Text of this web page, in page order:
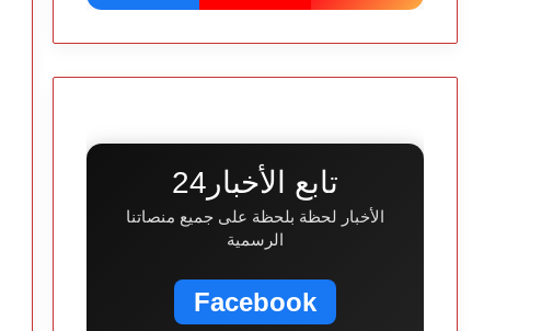
تابع الأخبار24
الأخبار لحظة بلحظة على جميع منصاتنا
الرسمية
Facebook